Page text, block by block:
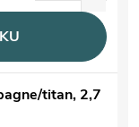
titan, 2,7